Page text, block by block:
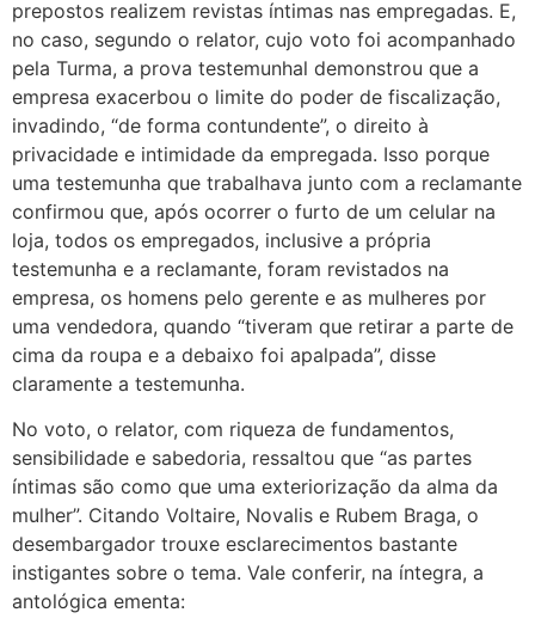
prepostos realizem revistas íntimas nas empregadas. E,
no caso, segundo o relator, cujo voto foi acompanhado
pela Turma, a prova testemunhal demonstrou que a
empresa exacerbou o limite do poder de fiscalização,
invadindo, “de forma contundente”, o direito à
privacidade e intimidade da empregada. Isso porque
uma testemunha que trabalhava junto com a reclamante
confirmou que, após ocorrer o furto de um celular na
loja, todos os empregados, inclusive a própria
testemunha e a reclamante, foram revistados na
empresa, os homens pelo gerente e as mulheres por
uma vendedora, quando “tiveram que retirar a parte de
cima da roupa e a debaixo foi apalpada”, disse
claramente a testemunha.
No voto, o relator, com riqueza de fundamentos,
sensibilidade e sabedoria, ressaltou que “as partes
íntimas são como que uma exteriorização da alma da
mulher”. Citando Voltaire, Novalis e Rubem Braga, o
desembargador trouxe esclarecimentos bastante
instigantes sobre o tema. Vale conferir, na íntegra, a
antológica ementa: